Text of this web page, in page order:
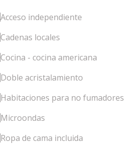
Acceso independiente
Cadenas locales
Cocina - cocina americana
Doble acristalamiento
Habitaciones para no fumadores
Microondas
Ropa de cama incluida